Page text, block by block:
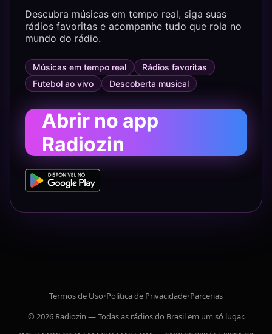
Descubra músicas em tempo real, siga suas
rádios favoritas e acompanhe tudo que rola no
mundo do rádio.
Músicas em tempo real
Rádios favoritas
Futebol ao vivo
Descoberta musical
Abrir no app
Radiozin
Termos de Uso•Política de Privacidade•Parcerias
© 2026 Radiozin — Todas as rádios do Brasil em um só lugar.